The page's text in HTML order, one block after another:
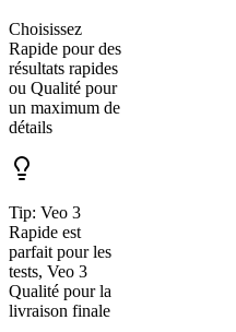
Choisissez
Rapide pour des
résultats rapides
ou Qualité pour
un maximum de
détails
Tip: Veo 3
Rapide est
parfait pour les
tests, Veo 3
Qualité pour la
livraison finale